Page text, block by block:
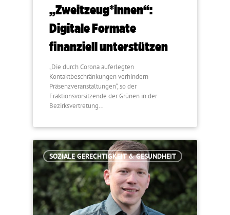
„Zweitzeug*innen“:
Digitale Formate
finanziell unterstützen
„Die durch Corona auferlegten
Kontaktbeschränkungen verhindern
Präsenzveranstaltungen“, so der
Fraktionsvorsitzende der Grünen in der
Bezirksvertretung…
SOZIALE GERECHTIGKEIT & GESUNDHEIT